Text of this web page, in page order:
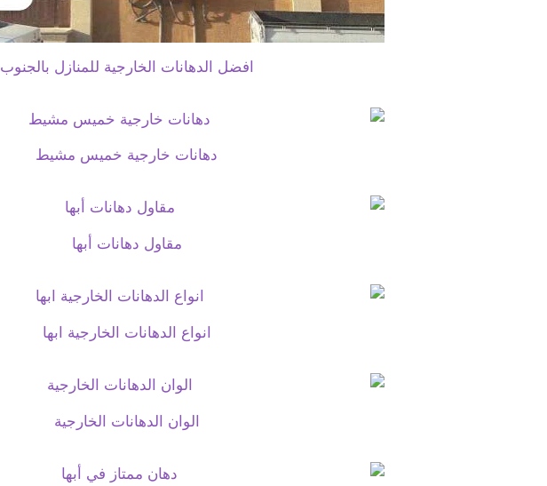
افضل الدهانات الخارجية للمنازل بالجنوب
دهانات خارجية خميس مشيط
مقاول دهانات أبها
انواع الدهانات الخارجية ابها
الوان الدهانات الخارجية